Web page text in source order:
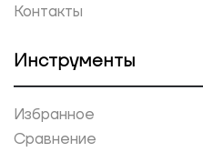
Контакты
Инструменты
Избранное
Сравнение